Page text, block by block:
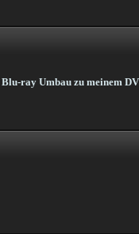
Blu-ray Umbau zu meinem